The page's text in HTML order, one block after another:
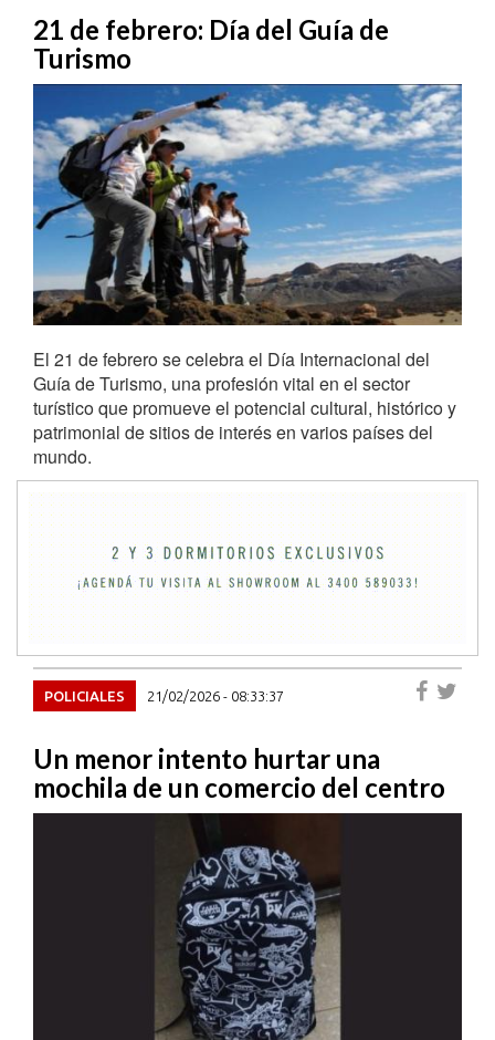
21 de febrero: Día del Guía de
Turismo
El 21 de febrero se celebra el Día Internacional del
Guía de Turismo, una profesión vital en el sector
turístico que promueve el potencial cultural, histórico y
patrimonial de sitios de interés en varios países del
mundo.
POLICIALES 21/02/2026 - 08:33:37
Un menor intento hurtar una
mochila de un comercio del centro